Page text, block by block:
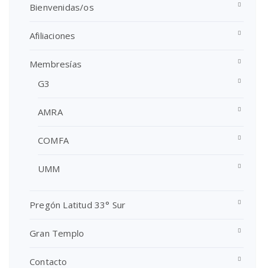
Bienvenidas/os
Afiliaciones
Membresías
G3
AMRA
COMFA
UMM
Pregón Latitud 33° Sur
Gran Templo
Contacto